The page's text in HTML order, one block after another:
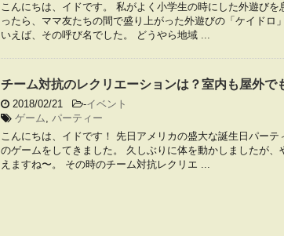
こんにちは、イドです。 私がよく小学生の時にした外遊びを
ったら、ママ友たちの間で盛り上がった外遊びの「ケイドロ
いえば、その呼び名でした。 どうやら地域 ...
チーム対抗のレクリエーションは？室内も屋外で
2018/02/21 -イベント
ゲーム, パーティー
こんにちは、イドです！ 先日アメリカの盛大な誕生日パー
のゲームをしてきました。 久しぶりに体を動かしましたが、
えますね〜。 その時のチーム対抗レクリエ ...